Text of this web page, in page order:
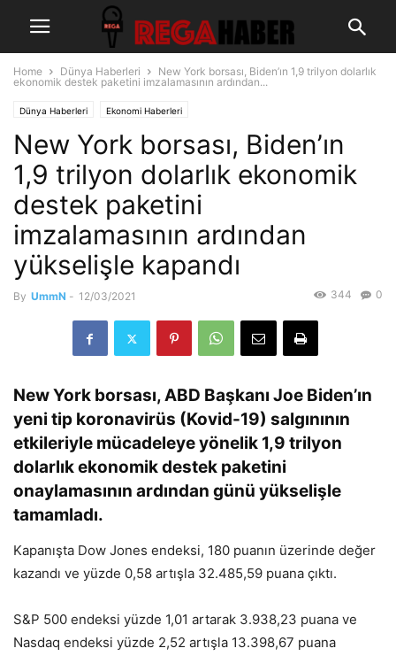
Home Dünya Haberleri
New York borsası, Biden’ın 1,9 trilyon dolarlık
ekonomik destek paketini imzalamasının ardından...
Dünya Haberleri Ekonomi Haberleri
New York borsası, Biden’ın
1,9 trilyon dolarlık ekonomik
destek paketini
imzalamasının ardından
yükselişle kapandı
By UmmN - 12/03/2021 0
344
New York borsası, ABD Başkanı Joe Biden’ın
yeni tip koronavirüs (Kovid-19) salgınının
etkileriyle mücadeleye yönelik 1,9 trilyon
dolarlık ekonomik destek paketini
onaylamasının ardından günü yükselişle
tamamladı.
Kapanışta Dow Jones endeksi, 180 puanın üzerinde değer
kazandı ve yüzde 0,58 artışla 32.485,59 puana çıktı.
S&P 500 endeksi yüzde 1,01 artarak 3.938,23 puana ve
Nasdaq endeksi yüzde 2,52 artışla 13.398,67 puana